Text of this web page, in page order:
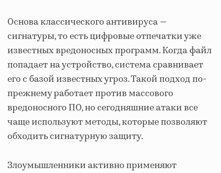
Основа классического антивируса —
сигнатуры, то есть цифровые отпечатки уже
известных вредоносных программ. Когда файл
попадает на устройство, система сравнивает
его с базой известных угроз. Такой подход по-
прежнему работает против массового
вредоносного ПО, но сегодняшние атаки все
чаще используют методы, которые позволяют
обходить сигнатурную защиту.
Злоумышленники активно применяют